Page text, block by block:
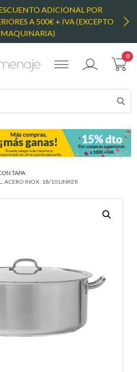
ENVÍO
SUPERIORES A
POR
(EXCEPTO
Mi cuenta
0
TAPA
ACERO INOX. 18/10 LINKER